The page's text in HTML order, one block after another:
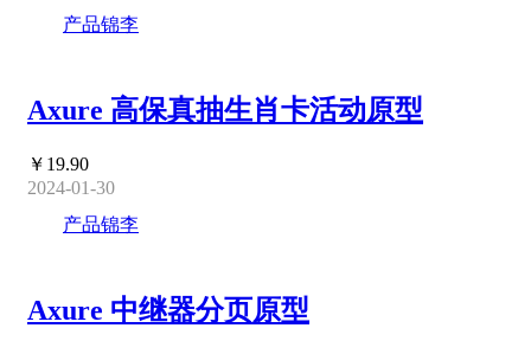
产品锦李
Axure 高保真抽生肖卡活动原型
￥19.90
2024-01-30
产品锦李
Axure 中继器分页原型